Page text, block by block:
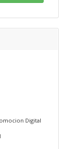
Digital